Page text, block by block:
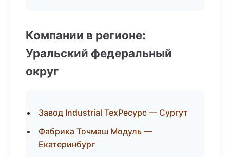
Компании в регионе:
Уральский федеральный
округ
Завод Industrial ТехРесурс — Сургут
Фабрика Точмаш Модуль —
Екатеринбург